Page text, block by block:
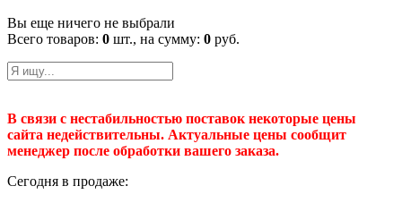
Вы еще ничего не выбрали
Всего товаров: 0 шт., на сумму: 0 руб.
В связи с нестабильностью поставок некоторые цены
сайта недействительны. Актуальные цены сообщит
менеджер после обработки вашего заказа.
Сегодня в продаже: